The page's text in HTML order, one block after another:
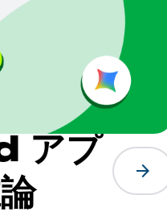
アプ
arrow_forward